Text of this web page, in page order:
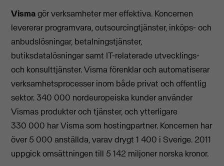
Vismagör verksamheter mer effektiva. Koncernen
levererar programvara, outsourcingtjänster, inköps- och
anbudslösningar, betalningstjänster,
butiksdatalösningar samt IT-relaterade utvecklings-
och konsulttjänster. Visma förenklar och automatiserar
verksamhetsprocesser inom både privat och offentlig
sektor. 340 000 nordeuropeiska kunder använder
Vismas produkter och tjänster, och ytterligare
330 000 har Visma som hostingpartner. Koncernen har
över 5 000 anställda, varav drygt 1 400 i Sverige. 2011
uppgick omsättningen till 5 142 miljoner norska kronor.